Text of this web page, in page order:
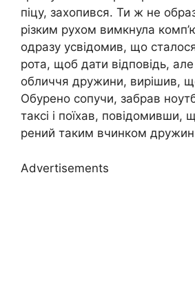
піцу, захопився. Ти ж не
різким рухом вимкнула
одразу усвідомив, що
рота, щоб дати відповідь,
обличчя дружини, вирішив,
Обурено сопучи, забрав
таксі і поїхав, повідомивши,
рений таким вчинком
Advertisements